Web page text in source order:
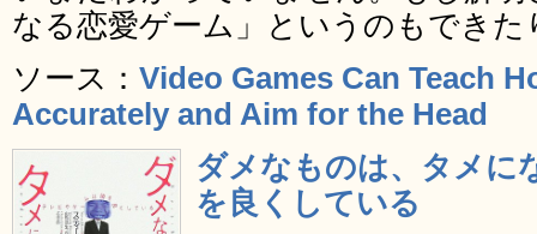
なる恋愛ゲーム」というのもでき
ソース： Video Games Can Teach
Accurately and Aim for the Head
ダメなものは、タメに
を良くしている